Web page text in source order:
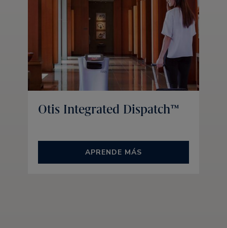
Otis Integrated Dispatch™
APRENDE MÁS